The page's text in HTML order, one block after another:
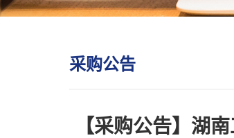
采购公告
【采购公告】湖